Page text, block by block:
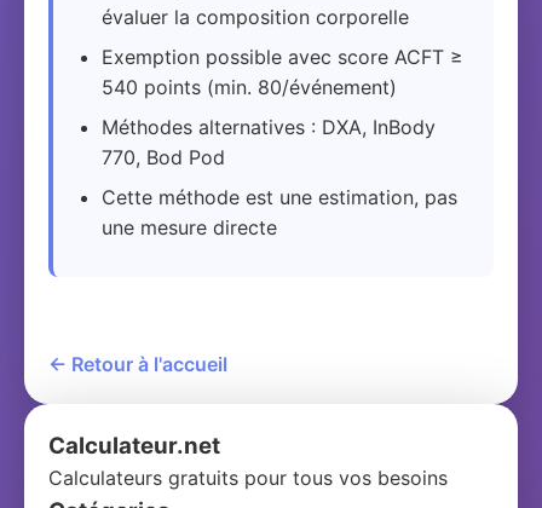
évaluer la composition corporelle
Exemption possible avec score ACFT ≥
540 points (min. 80/événement)
Méthodes alternatives : DXA, InBody
770, Bod Pod
Cette méthode est une estimation, pas
une mesure directe
← Retour à l'accueil
Calculateur.net
Calculateurs gratuits pour tous vos besoins